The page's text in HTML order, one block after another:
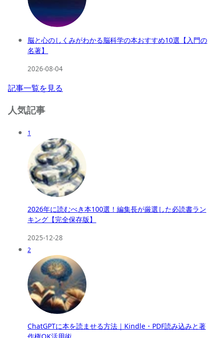
脳と心のしくみがわかる脳科学の本おすすめ10選【入門の
名著】
2026-08-04
記事一覧を見る
人気記事
1
2026年に読むべき本100選！編集長が厳選した必読書ラン
キング【完全保存版】
2025-12-28
2
ChatGPTに本を読ませる方法｜Kindle・PDF読み込みと著